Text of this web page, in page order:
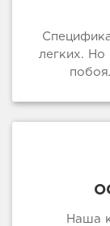
легких.
Наша